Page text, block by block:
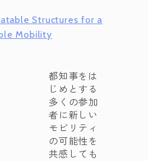
Structures for a
Mobility
都知事をは
じめとする
多くの参加
者に新しい
モビリティ
の可能性を
共感しても